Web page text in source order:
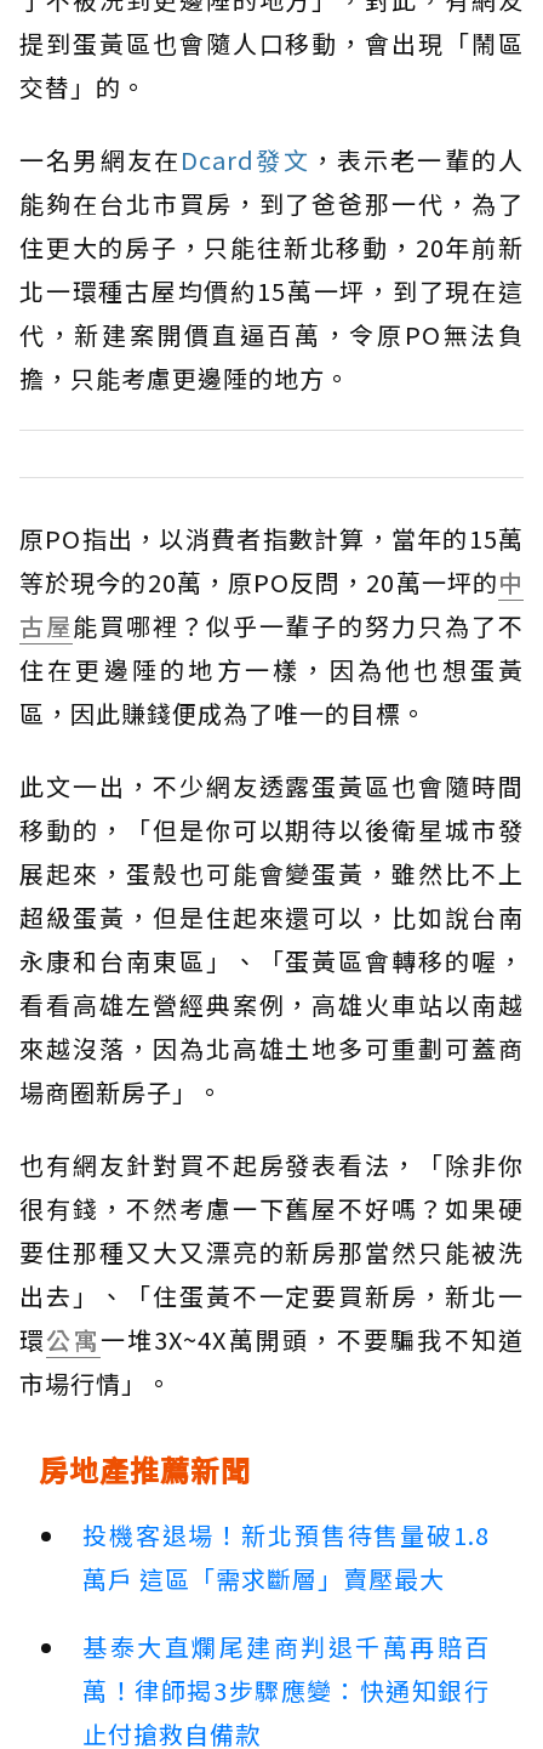
提到蛋黃區也會隨人口移動，會出現「鬧區
交替」的。
一名男網友在Dcard發文 ，表示老一輩的人
能夠在台北市買房，到了爸爸那一代，為了
住更大的房子，只能往新北移動，20年前新
北一環種古屋均價約15萬一坪，到了現在這
代，新建案開價直逼百萬，令原PO無法負
擔，只能考慮更邊陲的地方。
原PO指出，以消費者指數計算，當年的15萬
等於現今的20萬，原PO反問，20萬一坪的中
古屋能買哪裡？似乎一輩子的努力只為了不
住在更邊陲的地方一樣，因為他也想蛋黃
區，因此賺錢便成為了唯一的目標。
此文一出，不少網友透露蛋黃區也會隨時間
移動的，「但是你可以期待以後衛星城市發
展起來，蛋殼也可能會變蛋黃，雖然比不上
超級蛋黃，但是住起來還可以，比如說台南
永康和台南東區」、「蛋黃區會轉移的喔，
看看高雄左營經典案例，高雄火車站以南越
來越沒落，因為北高雄土地多可重劃可蓋商
場商圈新房子」。
也有網友針對買不起房發表看法，「除非你
很有錢，不然考慮一下舊屋不好嗎？如果硬
要住那種又大又漂亮的新房那當然只能被洗
出去」、「住蛋黃不一定要買新房，新北一
環公寓一堆3X~4X萬開頭，不要騙我不知道
市場行情」。
房地產推薦新聞
投機客退場！新北預售待售量破1.8
萬戶 這區「需求斷層」賣壓最大
基泰大直爛尾建商判退千萬再賠百
萬！律師揭3步驟應變：快通知銀行
止付搶救自備款